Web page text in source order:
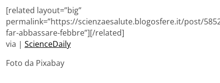
[related layout=”big”
permalink=”https://scienzaesalute.blogosfere.it/post/
far-abbassare-febbre”][/related]
via | ScienceDaily
Foto da Pixabay